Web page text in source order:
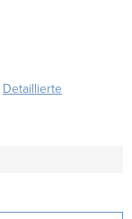
Detaillierte